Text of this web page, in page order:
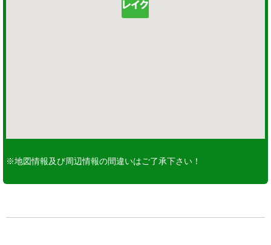
※地図情報及び周辺情報の間違いはご了承下さい！